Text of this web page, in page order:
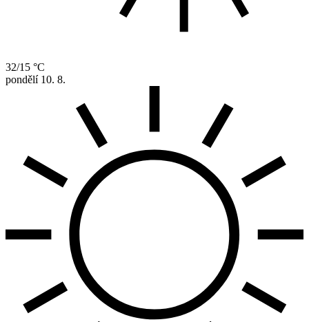
32/15 °C
pondělí 10. 8.